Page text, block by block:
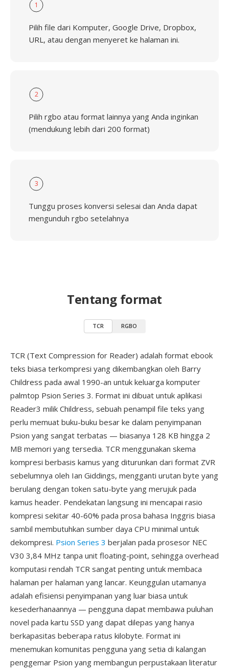
1
Pilih file dari Komputer, Google Drive, Dropbox,
URL, atau dengan menyeret ke halaman ini.
2
Pilih rgbo atau format lainnya yang Anda inginkan
(mendukung lebih dari 200 format)
3
Tunggu proses konversi selesai dan Anda dapat
mengunduh rgbo setelahnya
Tentang format
TCR RGBO
TCR (Text Compression for Reader) adalah format ebook
teks biasa terkompresi yang dikembangkan oleh Barry
Childress pada awal 1990-an untuk keluarga komputer
palmtop Psion Series 3. Format ini dibuat untuk aplikasi
Reader3 milik Childress, sebuah penampil file teks yang
perlu memuat buku-buku besar ke dalam penyimpanan
Psion yang sangat terbatas — biasanya 128 KB hingga 2
MB memori yang tersedia. TCR menggunakan skema
kompresi berbasis kamus yang diturunkan dari format ZVR
sebelumnya oleh Ian Giddings, mengganti urutan byte yang
berulang dengan token satu-byte yang merujuk pada
kamus header. Pendekatan langsung ini mencapai rasio
kompresi sekitar 40-60% pada prosa bahasa Inggris biasa
sambil membutuhkan sumber daya CPU minimal untuk
dekompresi. Psion Series 3 berjalan pada prosesor NEC
V30 3,84 MHz tanpa unit floating-point, sehingga overhead
komputasi rendah TCR sangat penting untuk membaca
halaman per halaman yang lancar. Keunggulan utamanya
adalah efisiensi penyimpanan yang luar biasa untuk
kesederhanaannya — pengguna dapat membawa puluhan
novel pada kartu SSD yang dapat dilepas yang hanya
berkapasitas beberapa ratus kilobyte. Format ini
menemukan komunitas pengguna yang setia di kalangan
penggemar Psion yang membangun perpustakaan literatur